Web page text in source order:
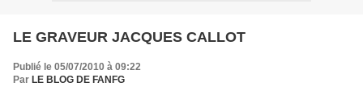
LE GRAVEUR JACQUES CALLOT
Publié le 05/07/2010 à 09:22
Par LE BLOG DE FANFG